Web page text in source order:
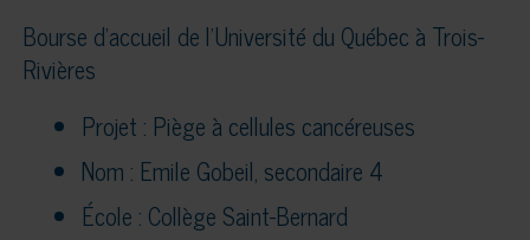
Bourse d’accueil de l’Université du Québec à Trois-
Rivières
Projet : Piège à cellules cancéreuses
Nom : Emile Gobeil, secondaire 4
École : Collège Saint-Bernard